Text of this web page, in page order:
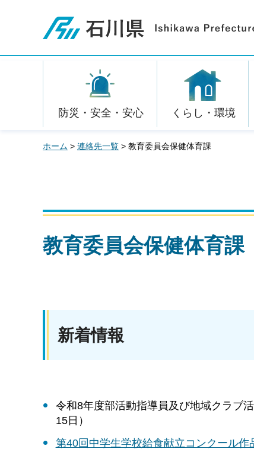
石川県
防災・安全・安心 くらし・環境
ホーム > 連絡先一覧 > 教育委員会保健体育課
教育委員会保健体育課
新着情報
令和8年度部活動指導員及び地域クラブ
15日）
第40回中学生学校給食献立コンクール作